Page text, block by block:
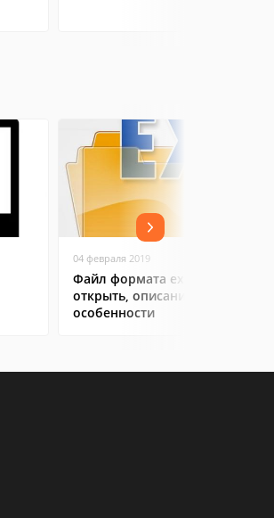
04 февраля 2019
Файл формата exe: чем
открыть, описание,
особенности